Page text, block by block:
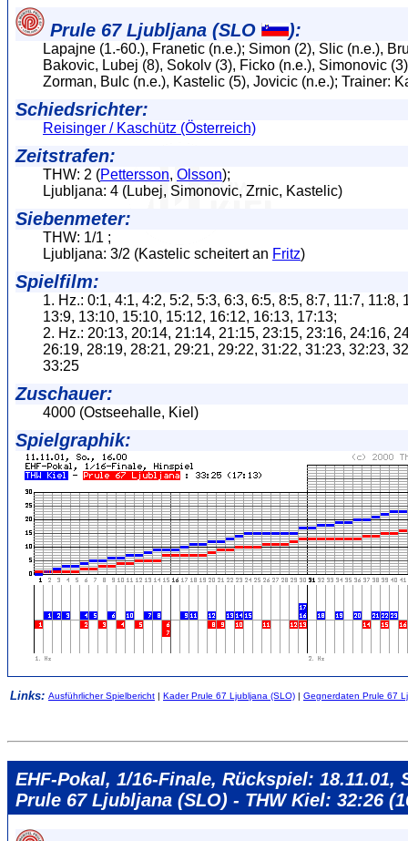
Prule 67 Ljubljana (SLO ):
Lapajne (1.-60.), Franetic (n.e.); Simon (2), Slic (n.e.),
Bakovic, Lubej (8), Sokolv (3), Ficko (n.e.), Simonovic
Zorman, Bulc (n.e.), Kastelic (5), Jovicic (n.e.); Trainer:
Schiedsrichter:
Reisinger / Kaschütz (Österreich)
Zeitstrafen:
THW: 2 (Pettersson, Olsson);
Ljubljana: 4 (Lubej, Simonovic, Zrnic, Kastelic)
Siebenmeter:
THW: 1/1 ;
Ljubljana: 3/2 (Kastelic scheitert an Fritz)
Spielfilm:
1. Hz.: 0:1, 4:1, 4:2, 5:2, 5:3, 6:3, 6:5, 8:5, 8:7, 11:7, 11:8,
13:9, 13:10, 15:10, 15:12, 16:12, 16:13, 17:13;
2. Hz.: 20:13, 20:14, 21:14, 21:15, 23:15, 23:16, 24:16,
26:19, 28:19, 28:21, 29:21, 29:22, 31:22, 31:23, 32:23,
33:25
Zuschauer:
4000 (Ostseehalle, Kiel)
Spielgraphik:
Links: Ausführlicher Spielbericht Kader Prule 67 Ljubljana (SLO) Gegnerdaten Prule 67
EHF-Pokal, 1/16-Finale, Rückspiel: 18.11.01,
Prule 67 Ljubljana (SLO) - THW Kiel: 32:26